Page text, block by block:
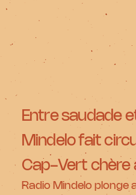
Entre saudade
Mindelo fait
Cap-Vert chère
Radio Mindelo